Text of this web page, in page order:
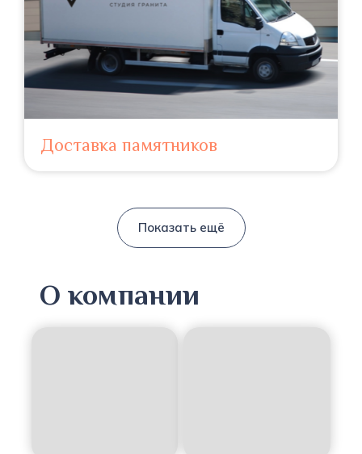
Доставка памятников
Показать ещё
О компании